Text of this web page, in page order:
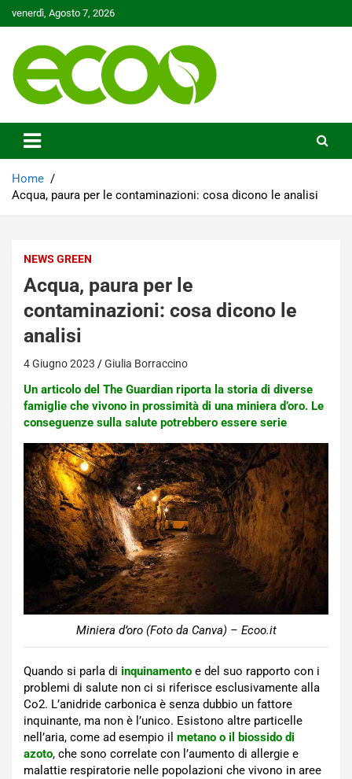
to
venerdì, Agosto 7, 2026
Ecoo.it
Home
Acqua, paura per le contaminazioni: cosa dicono le analisi
NEWS GREEN
Acqua, paura per le
contaminazioni: cosa dicono le
analisi
4 Giugno 2023 Giulia Borraccino
Un articolo del The Guardian riporta la storia di diverse
famiglie che vivono in prossimità di una miniera d’oro. Le
conseguenze sulla salute potrebbero essere serie
Miniera d’oro (Foto da Canva) – Ecoo.it
Quando si parla di inquinamento e del suo rapporto con i
problemi di salute non ci si riferisce esclusivamente alla
Co2. L’anidride carbonica è senza dubbio un fattore
inquinante, ma non è l’unico. Esistono altre particelle
nell’aria, come ad esempio il metano o il biossido di
azoto, che sono correlate con l’aumento di allergie e
malattie respiratorie nelle popolazioni che vivono in aree